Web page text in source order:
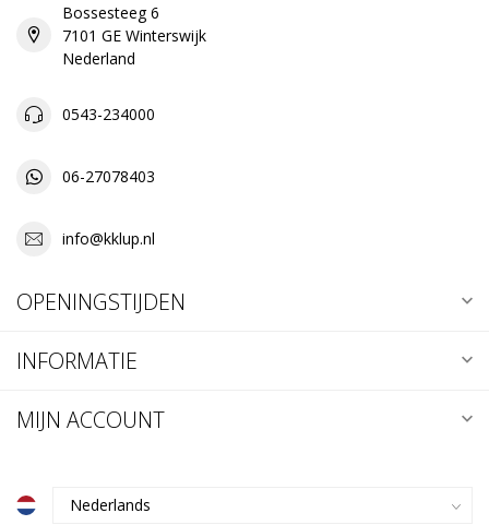
Bossesteeg 6
7101 GE Winterswijk
Nederland
0543-234000
06-27078403
info@kklup.nl
OPENINGSTIJDEN
INFORMATIE
MIJN ACCOUNT